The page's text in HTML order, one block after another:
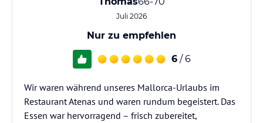
Juli 2026
Nur zu empfehlen
6 / 6
Wir waren während unseres Mallorca-Urlaubs im
Restaurant Atenas und waren rundum begeistert. Das
Essen war hervorragend – frisch zubereitet,